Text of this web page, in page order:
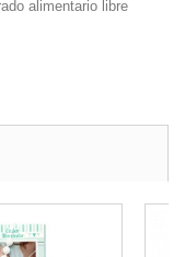
alimentario libre